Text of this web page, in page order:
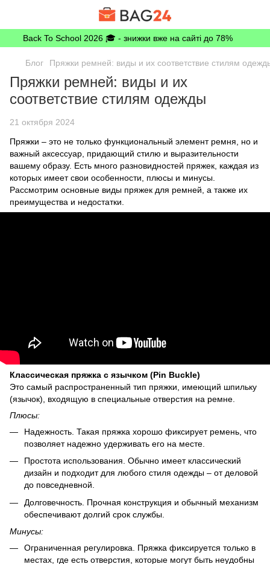
Back To School 2026 🎓 - знижки вже на сайті до 78%
Блог Пряжки ремней: виды и их соответствие стилям
Пряжки ремней: виды и их
соответствие стилям одежды
21 октября 2024
Пряжки – это не только функциональный элемент ремня, но и
важный аксессуар, придающий стилю и выразительности
вашему образу. Есть много разновидностей пряжек, каждая из
которых имеет свои особенности, плюсы и минусы.
Рассмотрим основные виды пряжек для ремней, а также их
преимущества и недостатки.
Классическая пряжка с язычком (Pin Buckle)
Это самый распространенный тип пряжки, имеющий шпильку
(язычок), входящую в специальные отверстия на ремне.
Плюсы:
Надежность. Такая пряжка хорошо фиксирует ремень, что
позволяет надежно удерживать его на месте.
Простота использования. Обычно имеет классический
дизайн и подходит для любого стиля одежды – от деловой
до повседневной.
Долговечность. Прочная конструкция и обычный механизм
обеспечивают долгий срок службы.
Минусы:
Ограниченная регулировка. Пряжка фиксируется только в
местах, где есть отверстия, которые могут быть неудобны